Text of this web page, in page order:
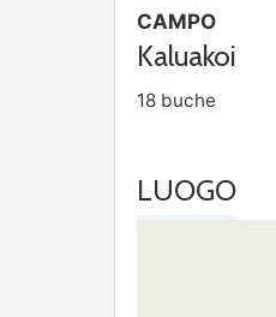
CAMPO
Kaluakoi
18 buche
LUOGO